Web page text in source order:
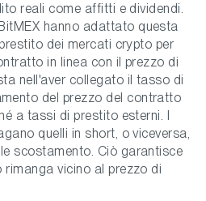
reali come affitti e dividendi.
hanno adattato questa
dei mercati crypto per
in linea con il prezzo di
nell'aver collegato il tasso di
del prezzo del contratto
a tassi di prestito esterni. I
quelli in short, o viceversa,
scostamento. Ciò garantisce
vicino al prezzo di